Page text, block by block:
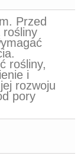
Przed
rośliny
rośliny,
i
rozwoju
pory